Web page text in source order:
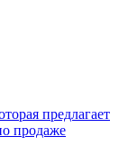
предлагает
продаже